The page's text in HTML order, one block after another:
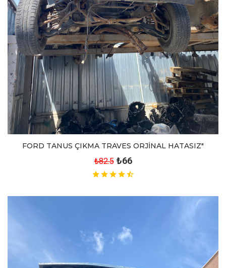
FORD TANUS ÇIKMA TRAVES ORJİNAL HATASIZ"
₺82.5 ₺66